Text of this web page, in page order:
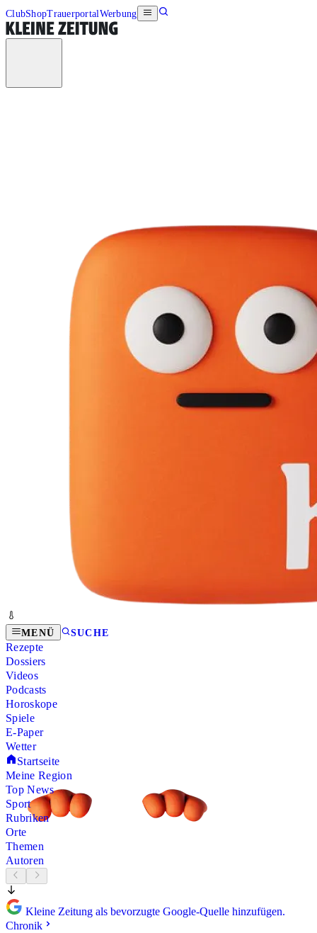
ClubShopTrauerportalWerbung
MENÜ SUCHE
Rezepte
Dossiers
Videos
Podcasts
Horoskope
Spiele
E-Paper
Wetter
Startseite
Meine Region
Top News
Sport
Rubriken
Orte
Themen
Autoren
Kleine Zeitung als bevorzugte Google-Quelle hinzufügen.
Chronik